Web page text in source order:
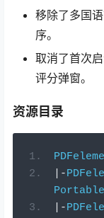
移除了多国
序。
取消了首次
评分弹窗。
资源目录
|-
Portable
|-